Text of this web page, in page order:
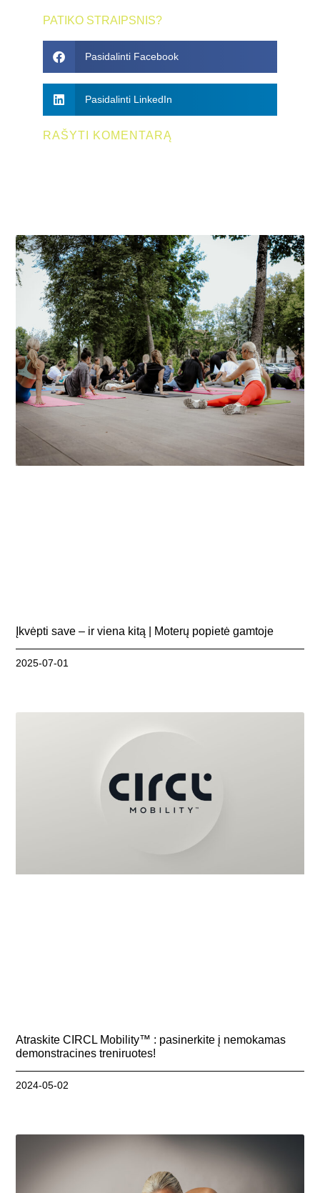
PATIKO STRAIPSNIS?
Pasidalinti Facebook
Pasidalinti LinkedIn
RAŠYTI KOMENTARĄ
Įkvėpti save – ir viena kitą | Moterų popietė gamtoje
2025-07-01
Atraskite CIRCL Mobility™ : pasinerkite į nemokamas
demonstracines treniruotes!
2024-05-02